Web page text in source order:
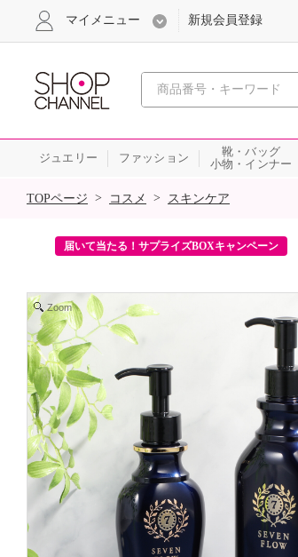
心おどる、瞬間を。通
マイメニュー 新規会員登録
ジュエリー ファッション
靴・バッグ
小物・インナー
SALE
TOPページ > コスメ > スキンケア
届いて当たる！サプライズBOXキャンペーン
Zoom